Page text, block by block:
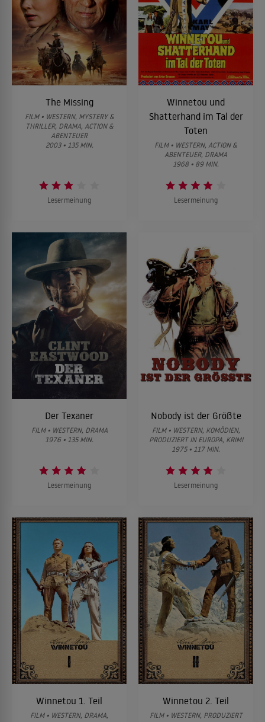
The Missing
FILM • WESTERN, MYSTERY &
THRILLER, DRAMA, ACTION &
ABENTEUER
2003 • 135 MIN.
Lesermeinung
Winnetou und
Shatterhand im Tal der
Toten
FILM • WESTERN, ACTION &
ABENTEUER, DRAMA
1968 • 89 MIN.
Lesermeinung
Der Texaner
FILM • WESTERN, DRAMA
1976 • 135 MIN.
Lesermeinung
Nobody ist der Größte
FILM • WESTERN, KOMÖDIEN,
PRODUZIERT IN EUROPA, KRIMI
1975 • 117 MIN.
Lesermeinung
Winnetou 1. Teil
FILM • WESTERN, DRAMA,
Winnetou 2. Teil
FILM • WESTERN, PRODUZIERT